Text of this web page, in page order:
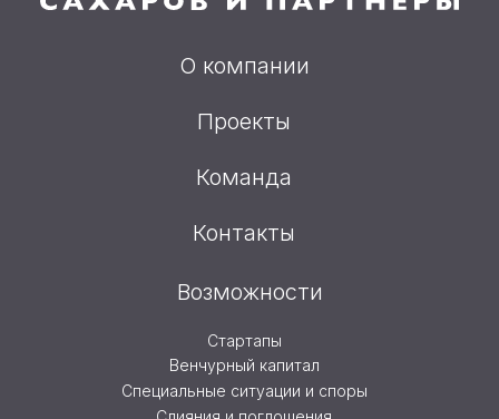
О компании
Проекты
Команда
Контакты
Возможности
Стартапы
Венчурный капитал
Специальные ситуации и споры